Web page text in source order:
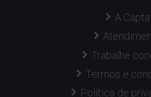
A Capta
Trabalhe
Termos e
Política de